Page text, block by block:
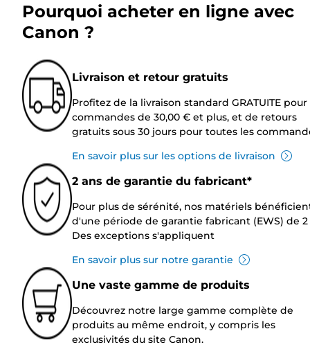
Pourquoi acheter en ligne avec
Canon ?
Livraison et retour gratuits
Profitez de la livraison standard GRATUITE pour
commandes de 30,00 € et plus, et de retours
gratuits sous 30 jours pour toutes les
En savoir plus sur les options de livraison
2 ans de garantie du fabricant*
Pour plus de sérénité, nos matériels
d'une période de garantie fabricant (EWS) de 2
Des exceptions s'appliquent
En savoir plus sur notre garantie
Une vaste gamme de produits
Découvrez notre large gamme complète de
produits au même endroit, y compris les
exclusivités du site Canon.